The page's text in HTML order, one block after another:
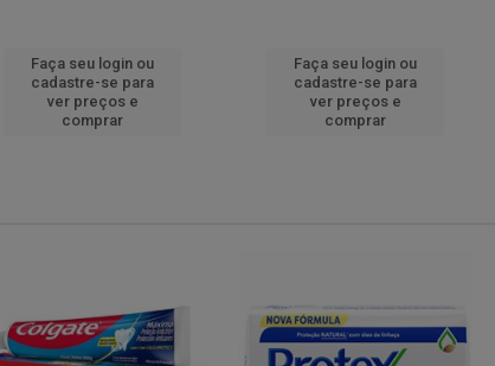
Faça seu login ou
cadastre-se para
ver preços e
comprar
Faça seu login ou
cadastre-se para
ver preços e
comprar